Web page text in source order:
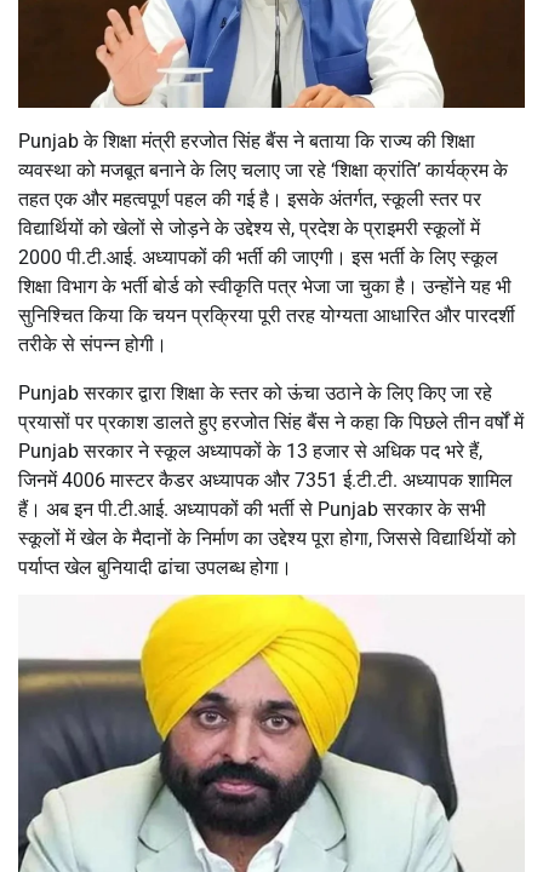
Punjab के शिक्षा मंत्री हरजोत सिंह बैंस ने बताया कि राज्य की शिक्षा
व्यवस्था को मजबूत बनाने के लिए चलाए जा रहे ‘शिक्षा क्रांति’ कार्यक्रम के
तहत एक और महत्वपूर्ण पहल की गई है। इसके अंतर्गत, स्कूली स्तर पर
विद्यार्थियों को खेलों से जोड़ने के उद्देश्य से, प्रदेश के प्राइमरी स्कूलों में
2000 पी.टी.आई. अध्यापकों की भर्ती की जाएगी। इस भर्ती के लिए स्कूल
शिक्षा विभाग के भर्ती बोर्ड को स्वीकृति पत्र भेजा जा चुका है। उन्होंने यह भी
सुनिश्चित किया कि चयन प्रक्रिया पूरी तरह योग्यता आधारित और पारदर्शी
तरीके से संपन्न होगी।
Punjab सरकार द्वारा शिक्षा के स्तर को ऊंचा उठाने के लिए किए जा रहे
प्रयासों पर प्रकाश डालते हुए हरजोत सिंह बैंस ने कहा कि पिछले तीन वर्षों में
Punjab सरकार ने स्कूल अध्यापकों के 13 हजार से अधिक पद भरे हैं,
जिनमें 4006 मास्टर कैडर अध्यापक और 7351 ई.टी.टी. अध्यापक शामिल
हैं। अब इन पी.टी.आई. अध्यापकों की भर्ती से Punjab सरकार के सभी
स्कूलों में खेल के मैदानों के निर्माण का उद्देश्य पूरा होगा, जिससे विद्यार्थियों को
पर्याप्त खेल बुनियादी ढांचा उपलब्ध होगा।